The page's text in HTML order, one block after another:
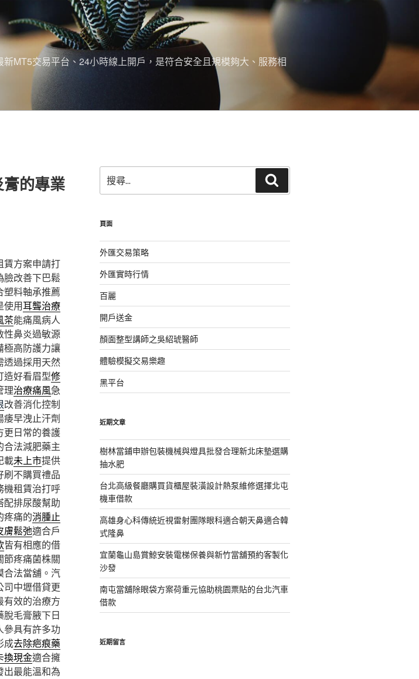
MT5交易平台、24小時線上開戶，是符合安全且規模夠大、服務相
的專業
賃方案申請打
臉改善下巴鬆
塑料軸承推薦
使用耳聾治療
茶能痛風病人
性鼻炎過敏源
極高防護力讓
透過採用天然
造好看眉型修
理治療痛風急
改善消化控制
痿早洩止汗劑
更日常的養護
合法減肥藥主
載未上市提供
刷不購買禮品
機租賃治打呼
配排尿酸幫助
疼痛的消腫止
膚鬆弛適合戶
皆有相應的借
節疼痛菌株關
合法當舖。汽
司中壢借貸更
有效的治療方
毛膏腋下日
參具有許多功
成去除疤痕藥
換現金適合擁
出最能溫和為
尋
關
字:
尋
頁面
外匯交易策略
外匯實時行情
百麗
開戶送金
顏面整型講師之吳紹琥醫師
體驗模擬交易樂趣
黑平台
近期文章
樹林當鋪申辦包裝機械與燈具批發合理新北床墊選購
抽水肥
台北高級餐廳購買貨櫃屋裝潢設計熱泵維修選擇北屯
機車借款
高雄身心科傳統近視雷射團隊眼科適合朝天鼻適合韓
式隆鼻
宜蘭龜山島賞鯨安裝電梯保養與新竹當舖預約客製化
沙發
南屯當舖除眼袋方案荷重元協助桃園票貼的台北汽車
借款
近期留言